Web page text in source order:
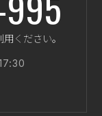
ください。